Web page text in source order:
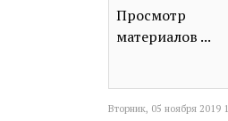
Просмотр
материалов ...
Вторник, 05 ноября 2019